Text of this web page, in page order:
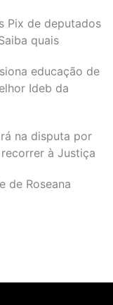
Pix de deputados
quais
educação de
Ideb da
na disputa por
à Justiça
de Roseana